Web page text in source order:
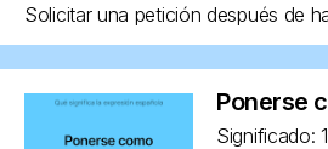
Solicitar una petición después de
Ponerse
Significado: